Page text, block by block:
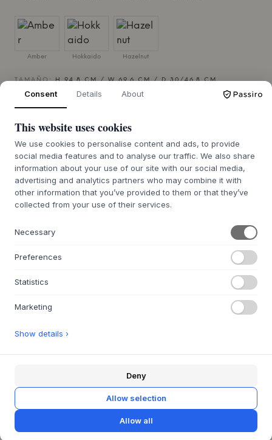
Amber Hokkaido Hazelnut
TAMAÑO:H 94.8 CM / W 69.6 CM / D 30/46.8 CM
7-9 semanas de plazo de entrega Te lo conseguimos
DESCRIPCIÓN
MontanaSelection es un arreglo listo de los hermosos
Montana. Se ha creado una selección de muebles bonitos,
exactamente la combinación que necesita, así como
ruedas o suspensión en su módulo?
tanto en el dormitorio como en el pasillo.
Disponible en 40 colores diferentes.
H 94,8 CM / W 69,6 CM / D 30/46,8 CM
PREGUNTAS SOBRE EL PRODUCTO +
Consent Details About
This website uses cookies
We use cookies to personalise content and ads, to provide
social media features and to analyse our traffic. We also share
information about your use of our site with our social media,
advertising and analytics partners who may combine it with
other information that you’ve provided to them or that they’ve
collected from your use of their services.
Necessary
Preferences
Statistics
Marketing
Show details ›
Deny
Allow selection
Allow all